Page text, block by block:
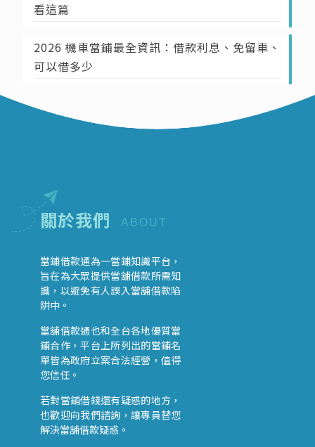
看這篇
2026 機車當鋪最全資訊：借款利息、免留車、
可以借多少
關於我們 ABOUT
當鋪借款通為一當鋪知識平台，
旨在為大眾提供當舖借款所需知
識，以避免有人誤入當舖借款陷
阱中。
當舖借款通也和全台各地優質當
鋪合作，平台上所列出的當鋪名
單皆為政府立案合法經營，值得
您信任。
若對當鋪借錢還有疑惑的地方，
也歡迎向我們諮詢，讓專員替您
解決當舖借款疑惑。